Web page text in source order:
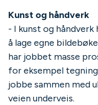
Kunst og håndverk
- I kunst og
å lage egne
har jobbet masse
for eksempel
jobbe sammen med
veien underveis.